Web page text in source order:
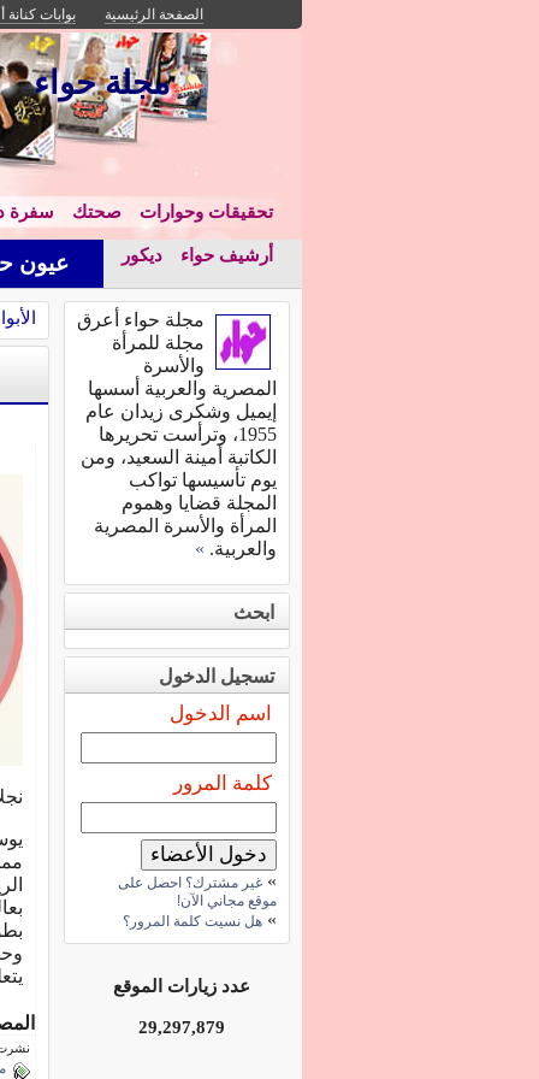
الصفحة الرئيسية بوابات كنانة
مجلة حواء
تحقيقات وحوارات صحتك سفرة
أرشيف حواء ديكور عيون
نشرت فى 27
مجلة حواء أعرق
مجلة للمرأة
والأسرة
المصرية والعربية أسسها
إيميل وشكرى زيدان عام
1955، وترأست تحريرها
الكاتبة أمينة السعيد، ومن
يوم تأسيسها تواكب
المجلة قضايا وهموم
المرأة والأسرة المصرية
والعربية. »
ابحث
تسجيل الدخول
اسم الدخول
كلمة المرور
» غير مشترك؟ احصل على
موقع مجاني الآن!
» هل نسيت كلمة المرور؟
عدد زيارات الموقع
29,297,879